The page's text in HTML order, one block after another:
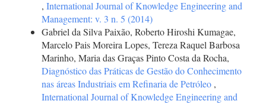
, International Journal of Knowledge Engineering and
Management: v. 3 n. 5 (2014)
Gabriel da Silva Paixão, Roberto Hiroshi Kumagae,
Marcelo Pais Moreira Lopes, Tereza Raquel Barbosa
Marinho, Maria das Graças Pinto Costa da Rocha,
Diagnóstico das Práticas de Gestão do Conhecimento
nas áreas Industriais em Refinaria de Petróleo ,
International Journal of Knowledge Engineering and